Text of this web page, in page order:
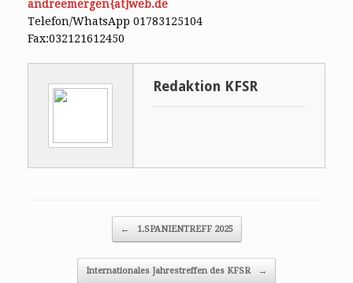
andreemergen{at]web.de
Telefon/WhatsApp 01783125104
Fax:032121612450
Redaktion KFSR
← 1.SPANIENTREFF 2025
Internationales Jahrestreffen des KFSR →